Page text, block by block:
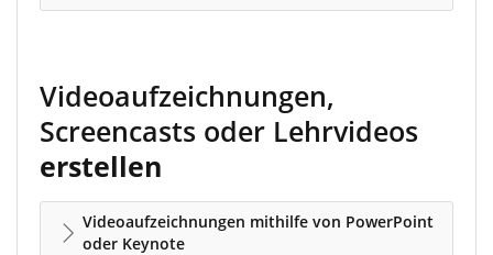
Videoaufzeichnungen,
Screencasts oder Lehrvideos
erstellen
Videoaufzeichnungen mithilfe von PowerPoint
oder Keynote